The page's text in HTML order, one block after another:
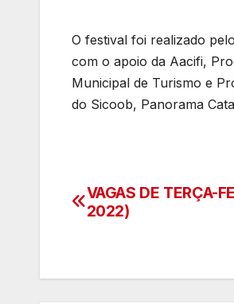
O festival foi realizado
com o apoio da Aacifi,
Municipal de Turismo e
do Sicoob, Panorama
Navegação
VAGAS DE TERÇA-
2022)